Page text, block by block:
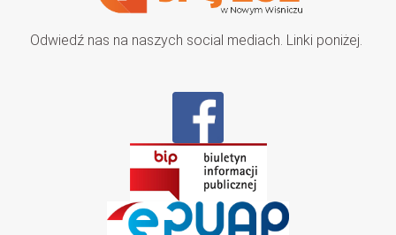
Odwiedź nas na naszych social mediach. Linki poniżej.